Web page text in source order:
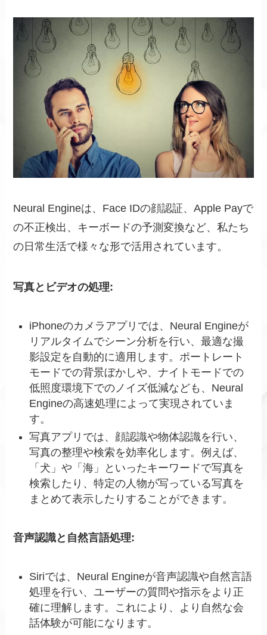
Neural Engineは、Face IDの顔認証、Apple Payで
の不正検出、キーボードの予測変換など、私たち
の日常生活で様々な形で活用されています。
写真とビデオの処理:
iPhoneのカメラアプリでは、Neural Engineが
リアルタイムでシーン分析を行い、最適な撮
影設定を自動的に適用します。ポートレート
モードでの背景ぼかしや、ナイトモードでの
低照度環境下でのノイズ低減なども、Neural
Engineの高速処理によって実現されていま
す。
写真アプリでは、顔認識や物体認識を行い、
写真の整理や検索を効率化します。例えば、
「犬」や「海」といったキーワードで写真を
検索したり、特定の人物が写っている写真を
まとめて表示したりすることができます。
音声認識と自然言語処理:
Siriでは、Neural Engineが音声認識や自然言語
処理を行い、ユーザーの質問や指示をより正
確に理解します。これにより、より自然な会
話体験が可能になります。